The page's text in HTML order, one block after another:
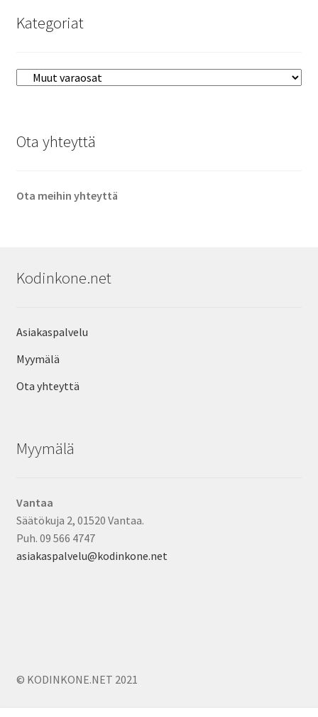
Kategoriat
Ota yhteyttä
Ota meihin yhteyttä
Kodinkone.net
Asiakaspalvelu
Myymälä
Ota yhteyttä
Myymälä
Vantaa
Säätökuja 2, 01520 Vantaa.
Puh. 09 566 4747
asiakaspalvelu@kodinkone.net
© KODINKONE.NET 2021